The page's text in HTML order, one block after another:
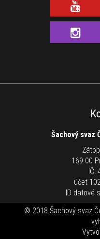
Šachový svaz
169 00
IČ:
účet
ID datové
© 2018 Šachový svaz